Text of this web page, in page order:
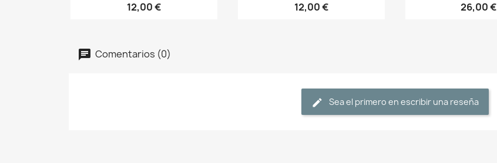
12,00 € 12,00 € 26,00 €
Comentarios (0)
Sea el primero en escribir una reseña